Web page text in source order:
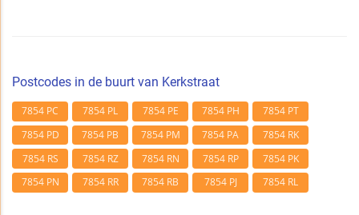
Postcodes in de buurt van Kerkstraat
7854 PC 7854 PL 7854 PE 7854 PH
7854 PT
7854 PD
7854 PB 7854 PM 7854 PA
7854 RK
7854 RS
7854 RZ 7854 RN 7854 RP
7854 PK
7854 PN
7854 RR 7854 RB 7854 PJ 7854 RL